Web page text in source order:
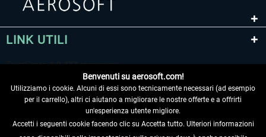
LINK UTILI
Benvenuti su aerosoft.com!
Utilizziamo i cookie. Alcuni di essi sono tecnicamente necessari (ad esempio
per il carrello), altri ci aiutano a migliorare le nostre offerte e a offrirti
un'esperienza utente migliore.
Accetti i seguenti cookie facendo clic su Accetta tutto. Ulteriori informazioni